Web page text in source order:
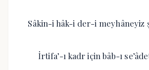
Sâkin-i hâk-i der-i meyhâneyiz
İrtifa’-ı kadr için bâb-ı